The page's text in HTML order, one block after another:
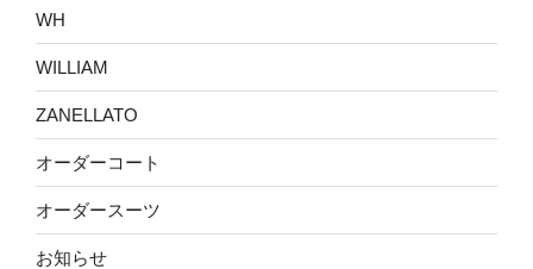
WH
WILLIAM
ZANELLATO
オーダーコート
オーダースーツ
お知らせ